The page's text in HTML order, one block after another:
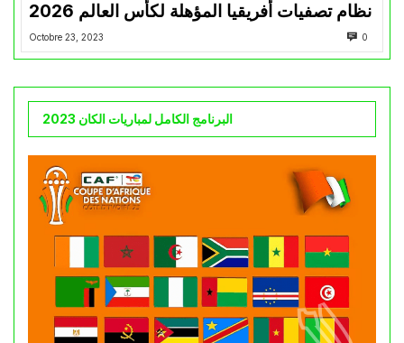
نظام تصفيات أفريقيا المؤهلة لكأس العالم 2026
Octobre 23, 2023 0
البرنامج الكامل لمباريات الكان 2023